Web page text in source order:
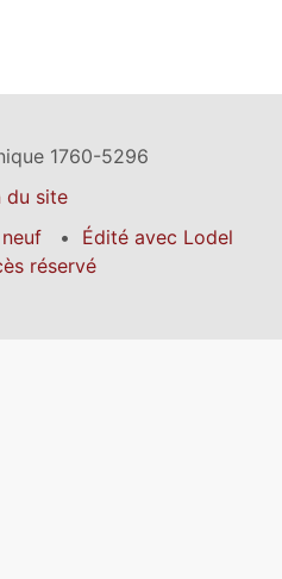
1760-5296
du site
Édité avec Lodel
réservé